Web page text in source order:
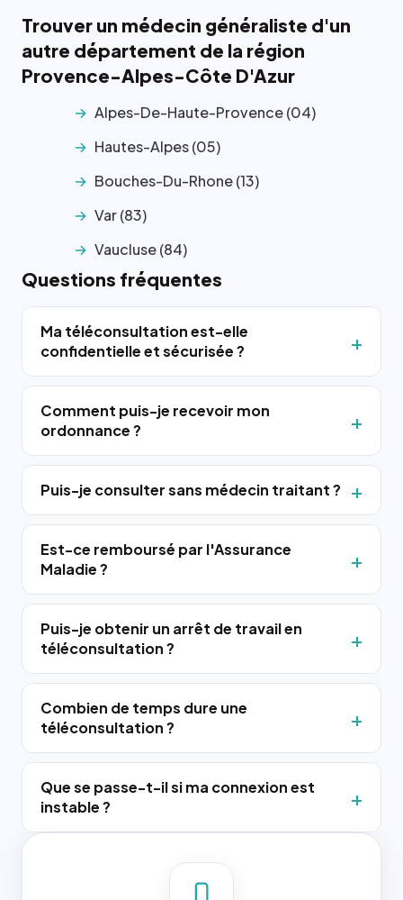
Trouver un médecin généraliste d'un
autre département de la région
Provence-Alpes-Côte D'Azur
Alpes-De-Haute-Provence (04)
Hautes-Alpes (05)
Bouches-Du-Rhone (13)
Var (83)
Vaucluse (84)
Questions fréquentes
Ma téléconsultation est-elle
confidentielle et sécurisée ?
Comment puis-je recevoir mon
ordonnance ?
Puis-je consulter sans médecin traitant ?
Est-ce remboursé par l'Assurance
Maladie ?
Puis-je obtenir un arrêt de travail en
téléconsultation ?
Combien de temps dure une
téléconsultation ?
Que se passe-t-il si ma connexion est
instable ?